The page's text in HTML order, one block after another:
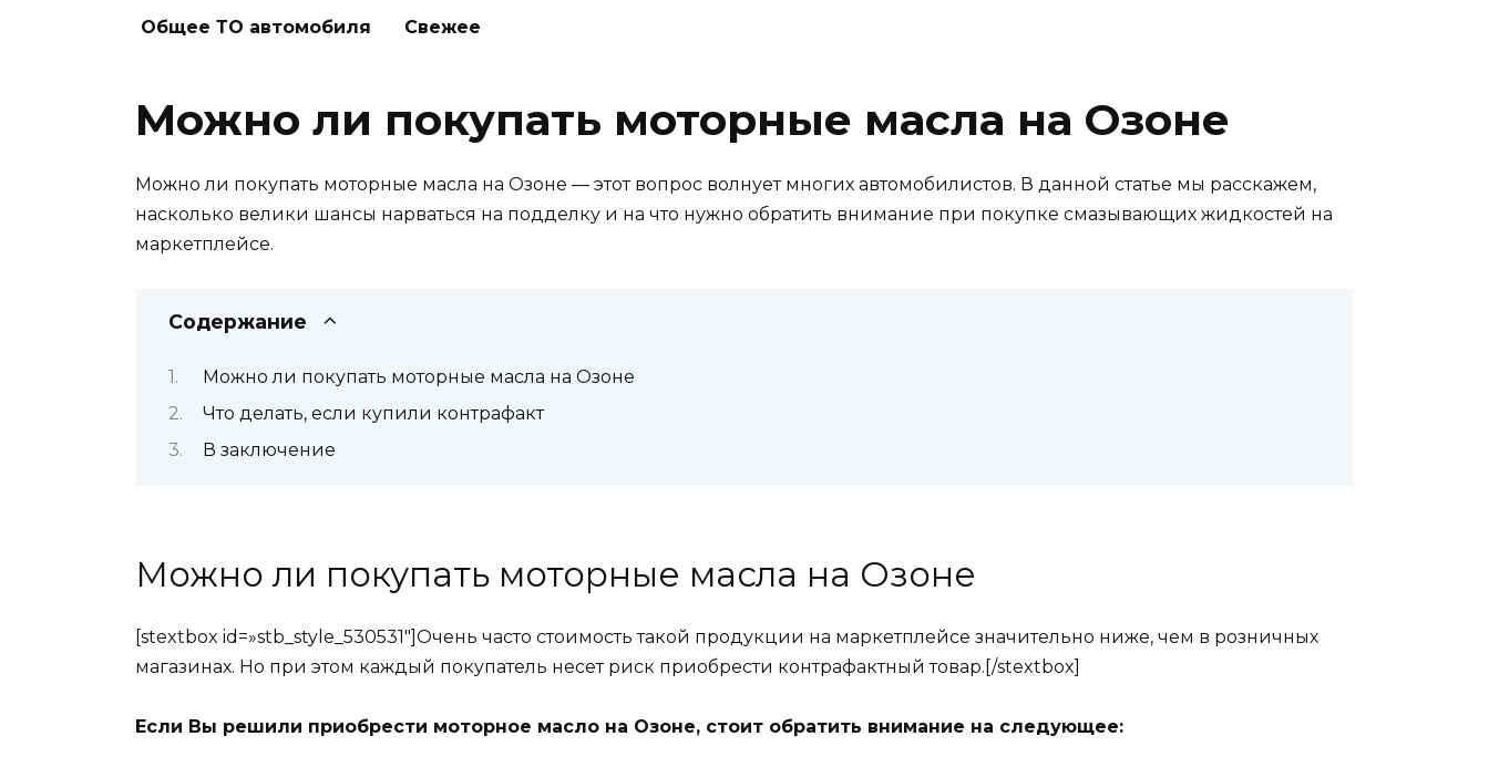
Общее ТО автомобиля Свежее
Можно ли покупать моторные масла на Озоне
Можно ли покупать моторные масла на Озоне — этот вопрос волнует многих автомобилистов. В данной статье мы расскажем,
насколько велики шансы нарваться на подделку и на что нужно обратить внимание при покупке смазывающих жидкостей на
маркетплейсе.
Содержание
Можно ли покупать моторные масла на Озоне
Что делать, если купили контрафакт
В заключение
Можно ли покупать моторные масла на Озоне
[stextbox id=»stb_style_530531″]Очень часто стоимость такой продукции на маркетплейсе значительно ниже, чем в розничных
магазинах. Но при этом каждый покупатель несет риск приобрести контрафактный товар.[/stextbox]
Если Вы решили приобрести моторное масло на Озоне, стоит обратить внимание на следующее: